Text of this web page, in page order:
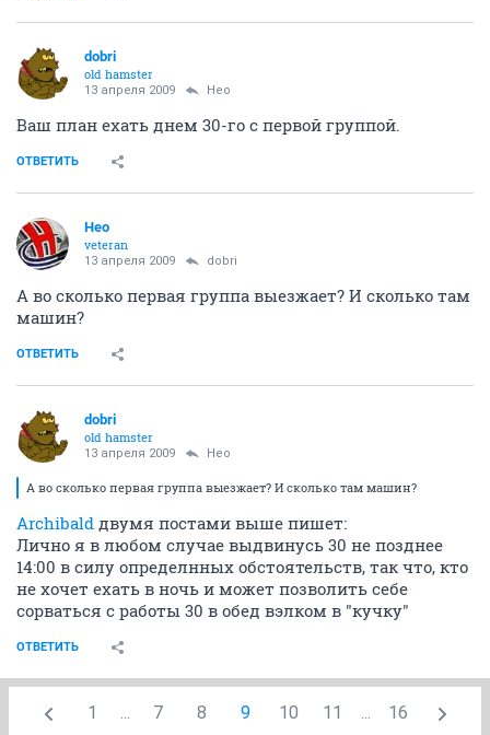
dobri
old hamster
13 апреля 2009 Heo
Ваш план ехать днем 30-го с первой группой.
ОТВЕТИТЬ
Heo
veteran
13 апреля 2009 dobri
А во сколько первая группа выезжает? И сколько там
машин?
ОТВЕТИТЬ
dobri
old hamster
13 апреля 2009 Heo
А во сколько первая группа выезжает? И сколько там машин?
Archibald двумя постами выше пишет:
Лично я в любом случае выдвинусь 30 не позднее
14:00 в силу определнных обстоятельств, так что, кто
не хочет ехать в ночь и может позволить себе
сорваться с работы 30 в обед вэлком в "кучку"
ОТВЕТИТЬ
1 ... 7 8 9 10 11 ... 16